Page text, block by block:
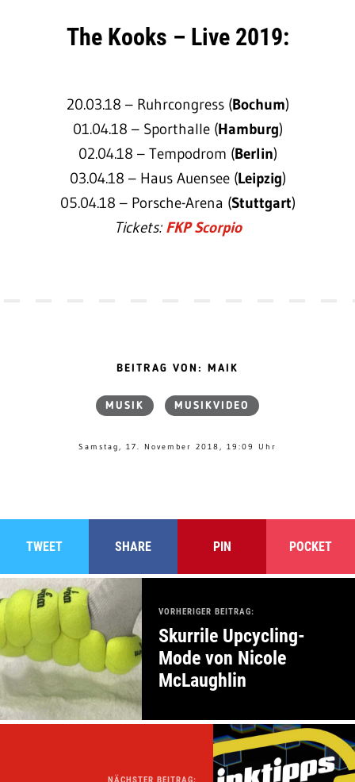
The Kooks – Live 2019:
20.03.18 – Ruhrcongress (Bochum)
01.04.18 – Sporthalle (Hamburg)
02.04.18 – Tempodrom (Berlin)
03.04.18 – Haus Auensee (Leipzig)
05.04.18 – Porsche-Arena (Stuttgart)
Tickets: FKP Scorpio
BEITRAG VON: MAIK
MUSIK MUSIKVIDEO
Samstag, 17. November 2018, 19:09 Uhr
TWEET SHARE PIN POCKET
VORHERIGER BEITRAG:
Skurrile Upcycling-
Mode von Nicole
McLaughlin